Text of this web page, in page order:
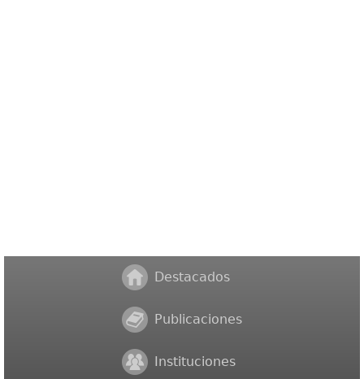
Destacados
Publicaciones
Instituciones